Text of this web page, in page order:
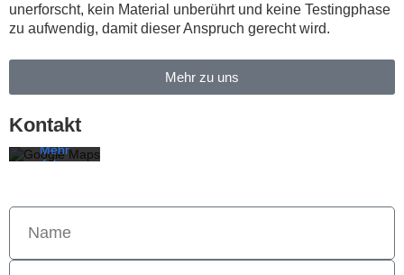
unerforscht, kein Material unberührt und keine Testingphase
zu aufwendig, damit dieser Anspruch gerecht wird.
Mehr zu uns
Kontakt
Mit dem
Karte
Sie die
von
Google.
Mehr
erfahren
laden
Maps immer